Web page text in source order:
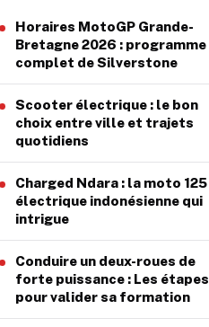
Horaires MotoGP Grande-
Bretagne 2026 : programme
complet de Silverstone
Scooter électrique : le bon
choix entre ville et trajets
quotidiens
Charged Ndara : la moto 125
électrique indonésienne qui
intrigue
Conduire un deux-roues de
forte puissance : Les étapes
pour valider sa formation